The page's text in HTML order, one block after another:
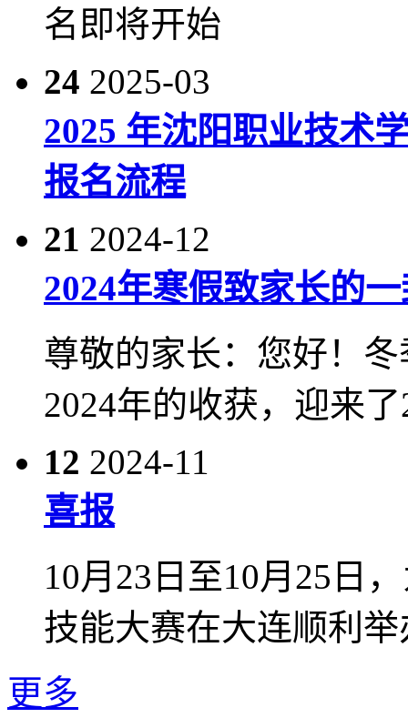
名即将开始
24 2025-03
2025 年沈阳职业技术
报名流程
21 2024-12
2024年寒假致家长的
尊敬的家长：您好！
2024年的收获，迎来了
12 2024-11
喜报
10月23日至10月25日
技能大赛在大连顺利举
更多